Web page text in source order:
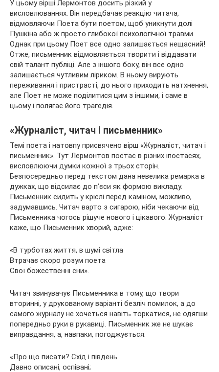
У цьому вірші Лермонтов досить різкий у
висловлюваннях. Він передбачає реакцію читача,
відмовляючи Поета бути поетом, щоб уникнути долі
Пушкіна або ж просто глибокої психологічної травми.
Однак при цьому Поет все одно залишається нещасний!
Отже, письменник відмовляється творити і віддавати
свій талант публіці. Але з іншого боку, він все одно
залишається чутливим ліриком. В ньому вирують
переживання і пристрасті, до нього приходить натхнення,
але Поет не може поділитися цим з іншими, і саме в
цьому і полягає його трагедія.
«Журналіст, читач і письменник»
Темі поета і натовпу присвячено вірш «Журналіст, читач і
письменник». Тут Лермонтов постає в різних іпостасях,
висловлюючи думки кожної з трьох сторін.
Безпосередньо перед текстом дана невелика ремарка в
дужках, що відсилає до п’єси як формою викладу.
Письменник сидить у кріслі перед каміном, можливо,
задумавшись. Читач варто з сигарою, ніби чекаючи від
Письменника чогось рішуче нового і цікавого. Журналіст
каже, що Письменник хворий, адже:
«В турботах життя, в шумі світла
Втрачає скоро розум поета
Свої божественні сни».
Читач звинувачує Письменника в тому, що твори
вторинні, у друкованому варіанті безліч помилок, а до
самого журналу не хочеться навіть торкатися, не одягши
попередньо руки в рукавиці. Письменник же не шукає
виправдання, а, навпаки, погоджується:
«Про що писати? Схід і південь
Давно описані, оспівані;